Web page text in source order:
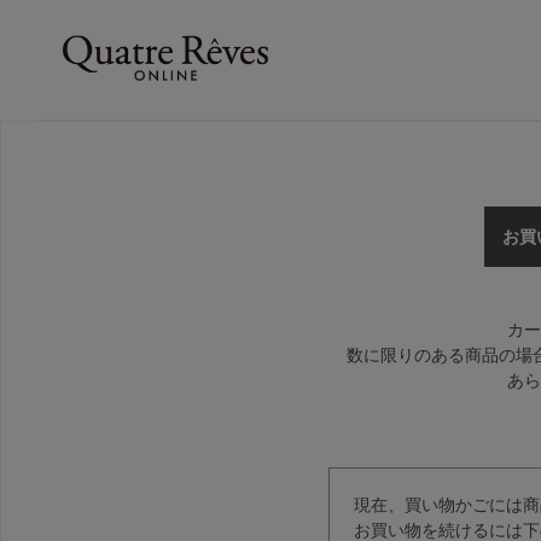
お買
カ
数に限りのある商品の場
あ
現在、買い物かごには
お買い物を続けるには